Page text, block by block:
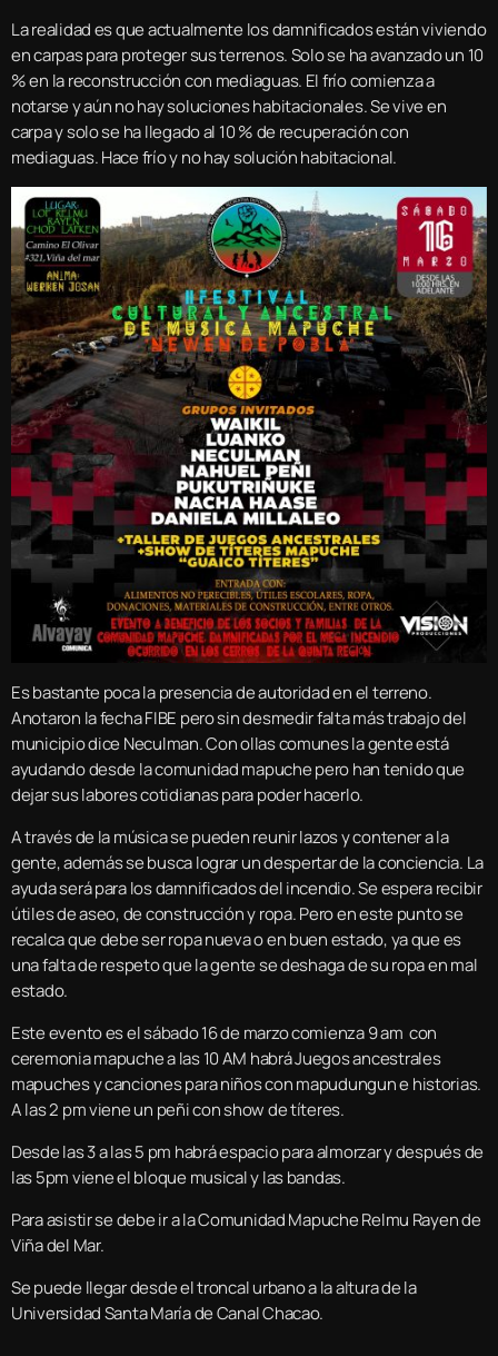
La realidad es que actualmente los damnificados están viviendo
en carpas para proteger sus terrenos. Solo se ha avanzado un 10
% en la reconstrucción con mediaguas. El frío comienza a
notarse y aún no hay soluciones habitacionales. Se vive en
carpa y solo se ha llegado al 10 % de recuperación con
mediaguas. Hace frío y no hay solución habitacional.
Es bastante poca la presencia de autoridad en el terreno.
Anotaron la fecha FIBE pero sin desmedir falta más trabajo del
municipio dice Neculman. Con ollas comunes la gente está
ayudando desde la comunidad mapuche pero han tenido que
dejar sus labores cotidianas para poder hacerlo.
A través de la música se pueden reunir lazos y contener a la
gente, además se busca lograr un despertar de la conciencia. La
ayuda será para los damnificados del incendio. Se espera recibir
útiles de aseo, de construcción y ropa. Pero en este punto se
recalca que debe ser ropa nueva o en buen estado, ya que es
una falta de respeto que la gente se deshaga de su ropa en mal
estado.
Este evento es el sábado 16 de marzo comienza 9 am con
ceremonia mapuche a las 10 AM habrá Juegos ancestrales
mapuches y canciones para niños con mapudungun e historias.
A las 2 pm viene un peñi con show de títeres.
Desde las 3 a las 5 pm habrá espacio para almorzar y después de
las 5pm viene el bloque musical y las bandas.
Para asistir se debe ir a la Comunidad Mapuche Relmu Rayen de
Viña del Mar.
Se puede llegar desde el troncal urbano a la altura de la
Universidad Santa María de Canal Chacao.